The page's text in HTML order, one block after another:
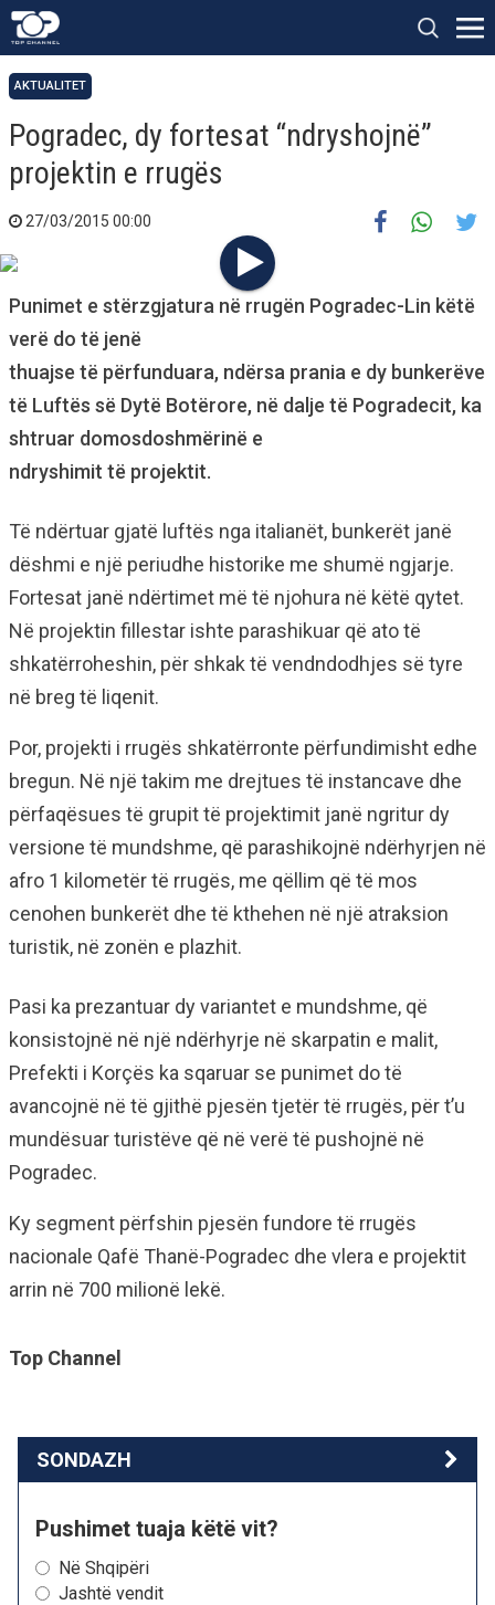
AKTUALITET
Pogradec, dy fortesat “ndryshojnë”
projektin e rrugës
27/03/2015 00:00
Punimet e stërzgjatura në rrugën Pogradec-Lin këtë
verë do të jenë
thuajse të përfunduara, ndërsa prania e dy bunkerëve
të Luftës së Dytë Botërore, në dalje të Pogradecit, ka
shtruar domosdoshmërinë e
ndryshimit të projektit.
Të ndërtuar gjatë luftës nga italianët, bunkerët janë
dëshmi e një periudhe historike me shumë ngjarje.
Fortesat janë ndërtimet më të njohura në këtë qytet.
Në projektin fillestar ishte parashikuar që ato të
shkatërroheshin, për shkak të vendndodhjes së tyre
në breg të liqenit.
Por, projekti i rrugës shkatërronte përfundimisht edhe
bregun. Në një takim me drejtues të instancave dhe
përfaqësues të grupit të projektimit janë ngritur dy
versione të mundshme, që parashikojnë ndërhyrjen në
afro 1 kilometër të rrugës, me qëllim që të mos
cenohen bunkerët dhe të kthehen në një atraksion
turistik, në zonën e plazhit.
Pasi ka prezantuar dy variantet e mundshme, që
konsistojnë në një ndërhyrje në skarpatin e malit,
Prefekti i Korçës ka sqaruar se punimet do të
avancojnë në të gjithë pjesën tjetër të rrugës, për t’u
mundësuar turistëve që në verë të pushojnë në
Pogradec.
Ky segment përfshin pjesën fundore të rrugës
nacionale Qafë Thanë-Pogradec dhe vlera e projektit
arrin në 700 milionë lekë.
Top Channel
SONDAZH
Pushimet tuaja këtë vit?
Në Shqipëri
Jashtë vendit